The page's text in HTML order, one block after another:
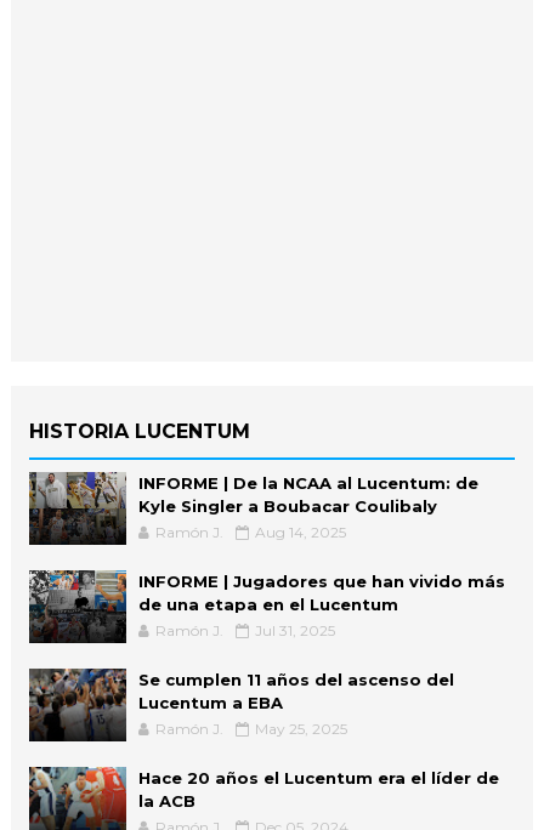
HISTORIA LUCENTUM
INFORME | De la NCAA al Lucentum: de
Kyle Singler a Boubacar Coulibaly
Ramón J. Aug 14, 2025
INFORME | Jugadores que han vivido más
de una etapa en el Lucentum
Ramón J. Jul 31, 2025
Se cumplen 11 años del ascenso del
Lucentum a EBA
Ramón J. May 25, 2025
Hace 20 años el Lucentum era el líder de
la ACB